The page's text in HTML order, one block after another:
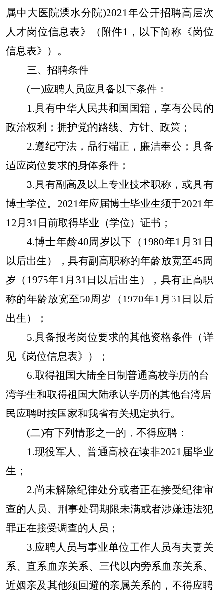
属中大医院溧水分院)2021年公开招聘高层次
人才岗位信息表》（附件1，以下简称《岗位
信息表》）。
三、招聘条件
(一)应聘人员应具备以下条件：
1.具有中华人民共和国国籍，享有公民的
政治权利；拥护党的路线、方针、政策；
2.遵纪守法，品行端正，廉洁奉公；具备
适应岗位要求的身体条件；
3.具有副高及以上专业技术职称，或具有
博士学位。2021年应届博士毕业生须于2021年
12月31日前取得毕业（学位）证书；
4.博士年龄40周岁以下（1980年1月31日
以后出生），具有副高职称的年龄放宽至45周
岁（1975年1月31日以后出生），具有正高职
称的年龄放宽至50周岁（1970年1月31日以后
出生）；
5.具备报考岗位要求的其他资格条件（详
见《岗位信息表》）；
6.取得祖国大陆全日制普通高校学历的台
湾学生和取得祖国大陆承认学历的其他台湾居
民应聘时按国家和我省有关规定执行。
(二)有下列情形之一的，不得应聘：
1.现役军人、普通高校在读非2021届毕业
生；
2.尚未解除纪律处分或者正在接受纪律审
查的人员、刑事处罚期限未满或者涉嫌违法犯
罪正在接受调查的人员；
3.应聘人员与事业单位工作人员有夫妻关
系、直系血亲关系、三代以内旁系血亲关系、
近姻亲及其他须回避的亲属关系的，不得应聘